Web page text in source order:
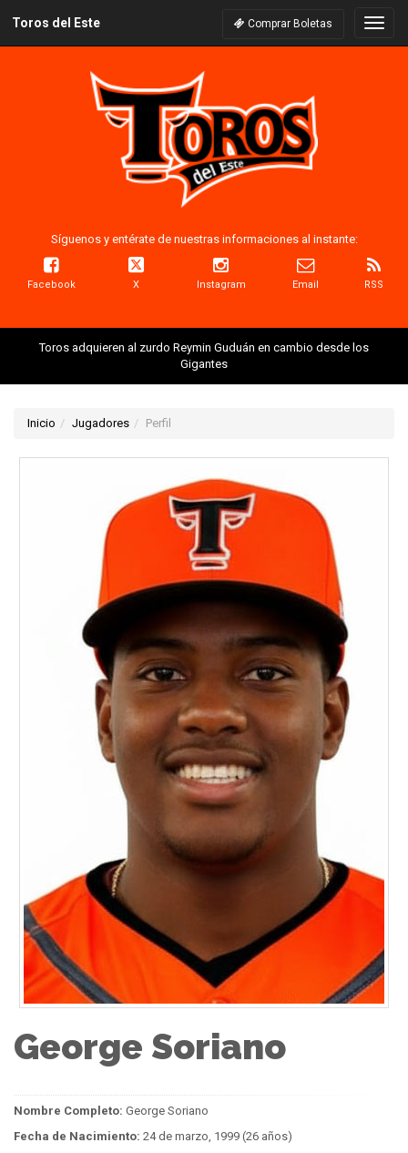
Toros del Este Comprar Boletas
Síguenos y entérate de nuestras informaciones al instante:
Facebook X Instagram Email RSS
Toros adquieren al zurdo Reymin Guduán en cambio desde los
Gigantes
Inicio Jugadores Perfil
George Soriano
Nombre Completo: George Soriano
Fecha de Nacimiento: 24 de marzo, 1999 (26 años)